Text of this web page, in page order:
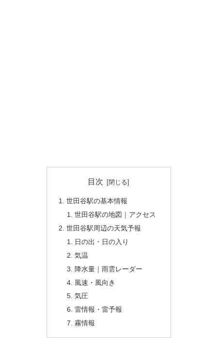
目次
世田谷駅の基本情報
世田谷駅の地図｜アクセス
世田谷駅周辺の天気予報
日の出・日の入り
気温
降水量｜雨雲レーダー
風速・風向き
気圧
雷情報・雷予報
霧情報